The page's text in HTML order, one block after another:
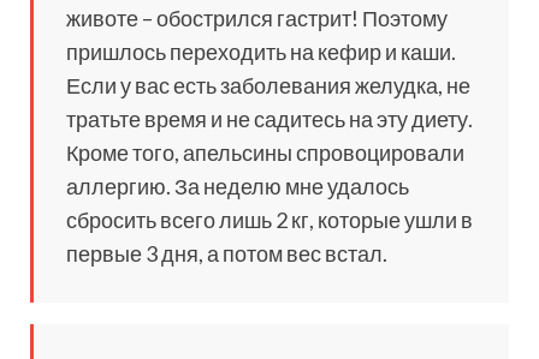
животе – обострился гастрит! Поэтому
пришлось переходить на кефир и каши.
Если у вас есть заболевания желудка, не
тратьте время и не садитесь на эту диету.
Кроме того, апельсины спровоцировали
аллергию. За неделю мне удалось
сбросить всего лишь 2 кг, которые ушли в
первые 3 дня, а потом вес встал.